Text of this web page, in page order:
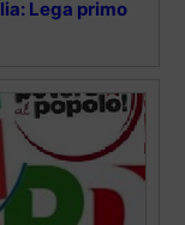
Lega primo